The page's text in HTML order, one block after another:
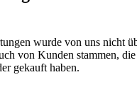
wurde von uns nicht
von Kunden stammen,
gekauft haben.